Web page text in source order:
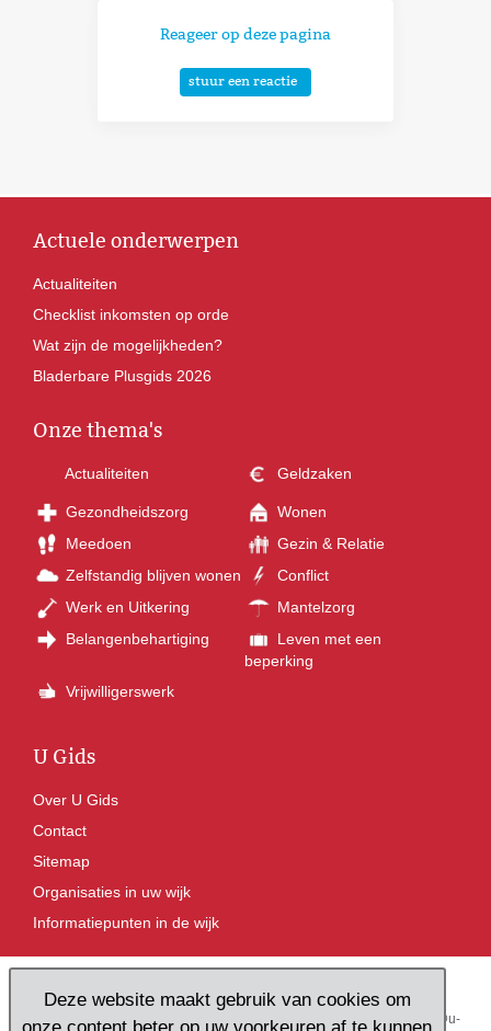
Reageer op deze pagina
stuur een reactie
Actuele onderwerpen
Actualiteiten
Checklist inkomsten op orde
Wat zijn de mogelijkheden?
Bladerbare Plusgids 2026
Onze thema's
Actualiteiten Geldzaken
Gezondheidszorg
Wonen
Meedoen
Gezin & Relatie
Zelfstandig blijven wonen
Conflict
Werk en Uitkering
Mantelzorg
Belangenbehartiging
Leven met een
beperking
Vrijwilligerswerk
U Gids
Over U Gids
Contact
Sitemap
Organisaties in uw wijk
Informatiepunten in de wijk
Pieterskerkhof 16, 3512 JR Utrecht Tel: 030 236 17 27 E-mail: ugids@u-
Deze website maakt gebruik van cookies om